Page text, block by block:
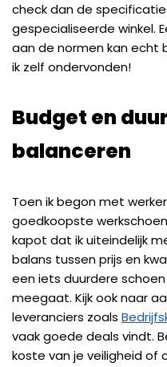
check dan de
gespecialiseerde winkel.
aan de normen kan echt
ik zelf ondervonden!
Budget en
balanceren
Toen ik begon met
goedkoopste
kapot dat ik uiteindelijk
balans tussen prijs en
een iets duurdere
meegaat. Kijk ook naar
leveranciers zoals
vaak goede deals vindt.
koste van je veiligheid of